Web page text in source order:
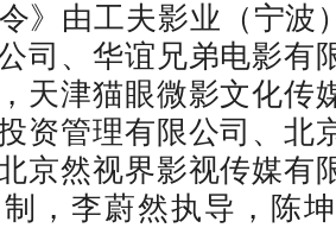
》由工夫影业（宁波
司、华谊兄弟电影有
天津猫眼微影文化传
资管理有限公司、北
京然视界影视传媒有
，李蔚然执导，陈